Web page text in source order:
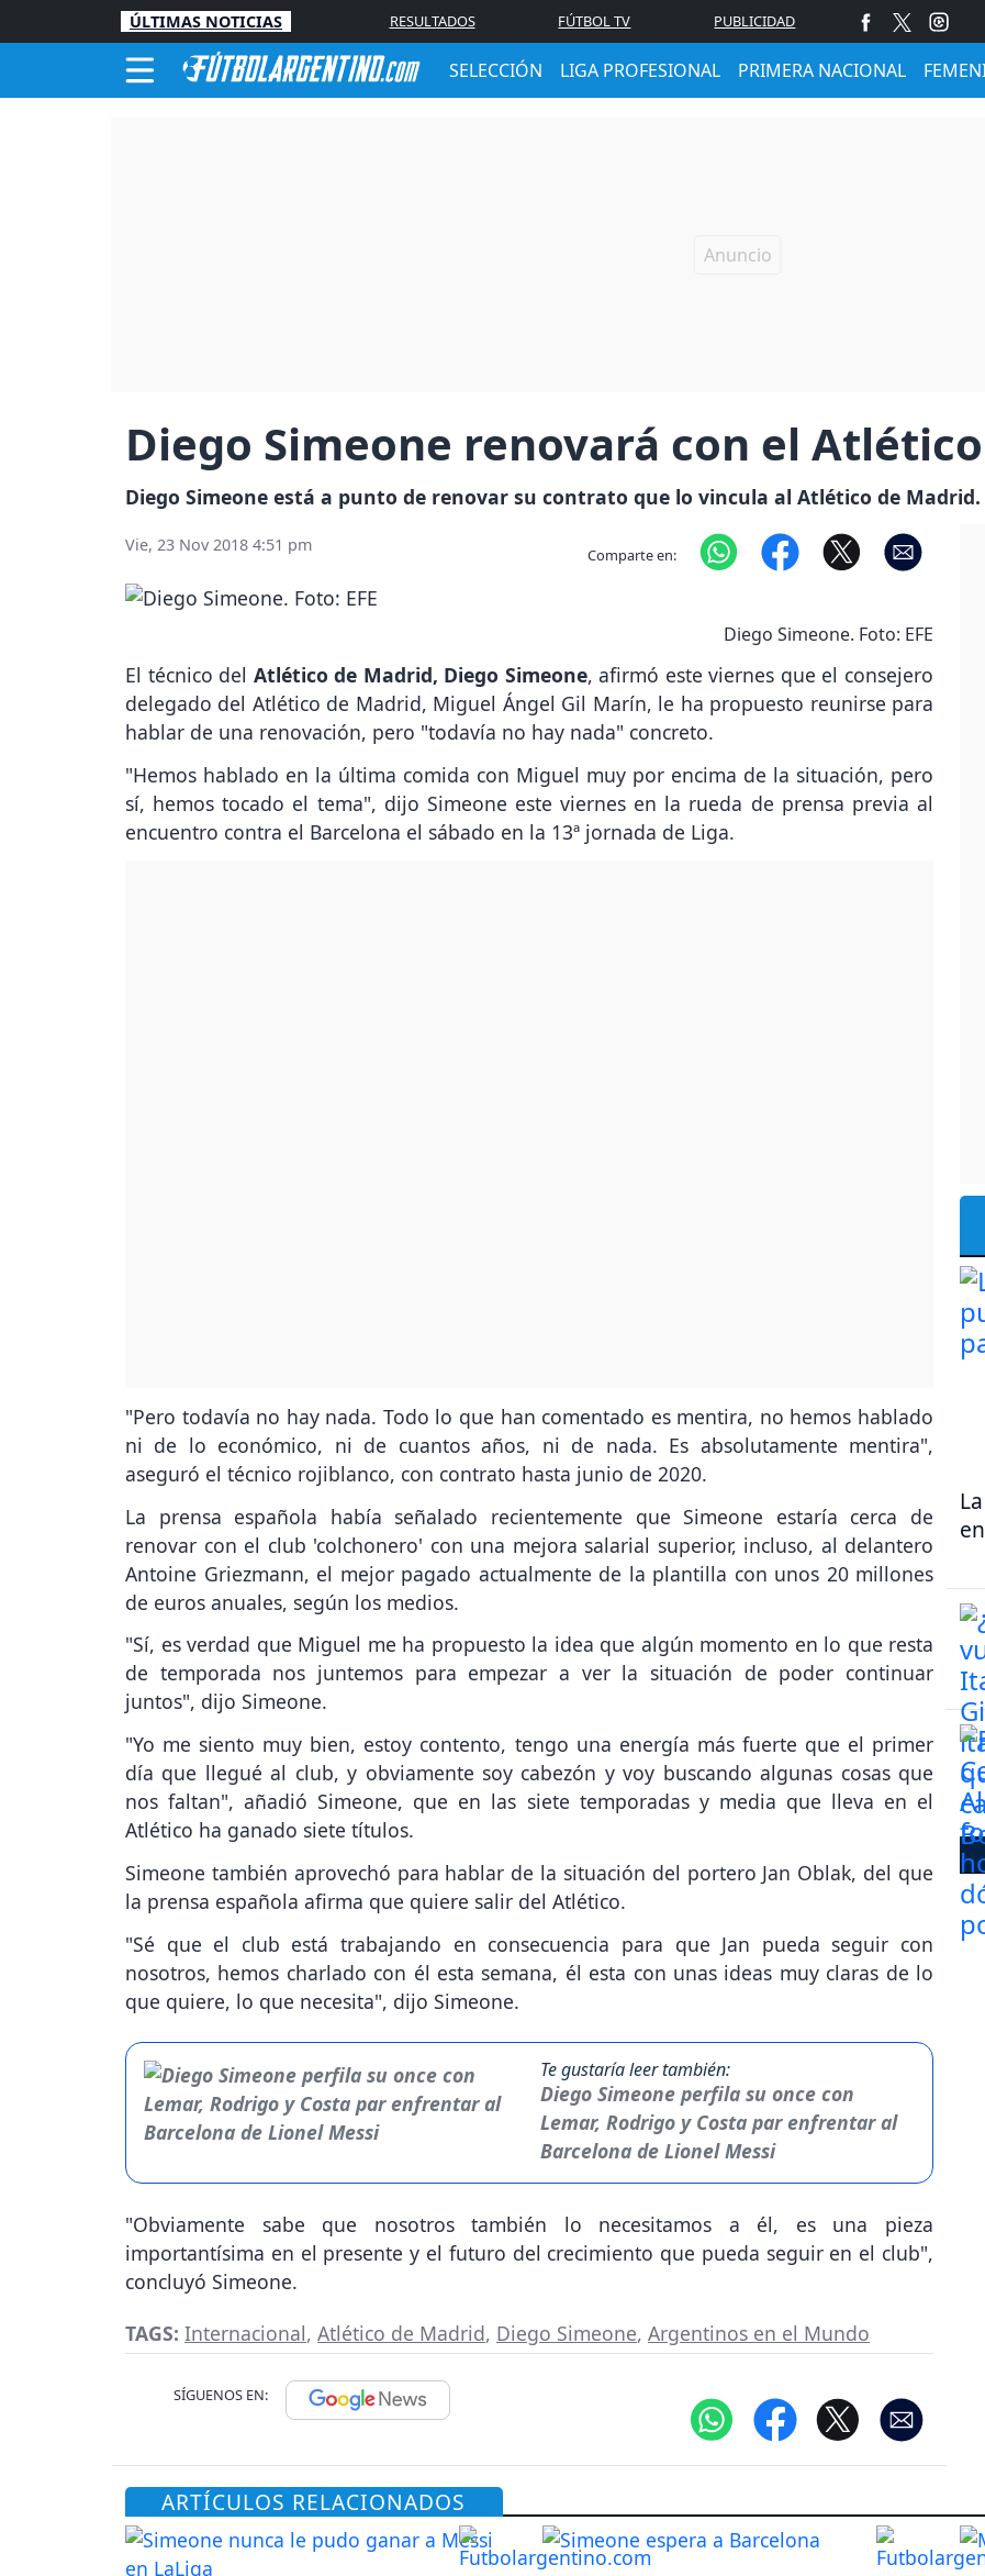
ÚLTIMAS NOTICIAS RESULTADOS FÚTBOL TV PUBLICIDAD
SELECCIÓN LIGA PROFESIONAL PRIMERA NACIONAL
Diego Simeone renovará con el
Diego Simeone está a punto de renovar su contrato que lo vincula al Atlético de Madrid.
Vie, 23 Nov 2018 4:51 pm Comparte en:
Diego Simeone. Foto: EFE
El técnico del Atlético de Madrid, Diego Simeone, afirmó este viernes que el consejero
delegado del Atlético de Madrid, Miguel Ángel Gil Marín, le ha propuesto reunirse para
hablar de una renovación, pero "todavía no hay nada" concreto.
"Hemos hablado en la última comida con Miguel muy por encima de la situación, pero
sí, hemos tocado el tema", dijo Simeone este viernes en la rueda de prensa previa al
encuentro contra el Barcelona el sábado en la 13ª jornada de Liga.
"Pero todavía no hay nada. Todo lo que han comentado es mentira, no hemos hablado
ni de lo económico, ni de cuantos años, ni de nada. Es absolutamente mentira",
aseguró el técnico rojiblanco, con contrato hasta junio de 2020.
La prensa española había señalado recientemente que Simeone estaría cerca de
renovar con el club 'colchonero' con una mejora salarial superior, incluso, al delantero
Antoine Griezmann, el mejor pagado actualmente de la plantilla con unos 20 millones
de euros anuales, según los medios.
"Sí, es verdad que Miguel me ha propuesto la idea que algún momento en lo que resta
de temporada nos juntemos para empezar a ver la situación de poder continuar
juntos", dijo Simeone.
"Yo me siento muy bien, estoy contento, tengo una energía más fuerte que el primer
día que llegué al club, y obviamente soy cabezón y voy buscando algunas cosas que
nos faltan", añadió Simeone, que en las siete temporadas y media que lleva en el
Atlético ha ganado siete títulos.
Simeone también aprovechó para hablar de la situación del portero Jan Oblak, del que
la prensa española afirma que quiere salir del Atlético.
"Sé que el club está trabajando en consecuencia para que Jan pueda seguir con
nosotros, hemos charlado con él esta semana, él esta con unas ideas muy claras de lo
que quiere, lo que necesita", dijo Simeone.
Te gustaría leer también:
Diego Simeone perfila su once con
Lemar, Rodrigo y Costa par enfrentar al
Barcelona de Lionel Messi
"Obviamente sabe que nosotros también lo necesitamos a él, es una pieza
importantísima en el presente y el futuro del crecimiento que pueda seguir en el club",
concluyó Simeone.
TAGS: Internacional, Atlético de Madrid, Diego Simeone, Argentinos en el Mundo
SÍGUENOS EN:
ARTÍCULOS RELACIONADOS